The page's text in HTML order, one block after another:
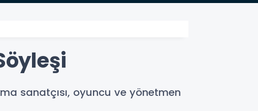
Uyanacağız"
sanatçısı, oyuncu ve yönetmen